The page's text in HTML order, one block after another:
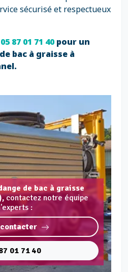
sécurisé et respectueux
05 87 01 71 40pour un
bac à graisse à
de bac à graisse
contactez notre équipe
:
01 71 40